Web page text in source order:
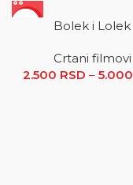
Bolek i Lolek
Crtani filmovi
2.500 RSD – 5.000